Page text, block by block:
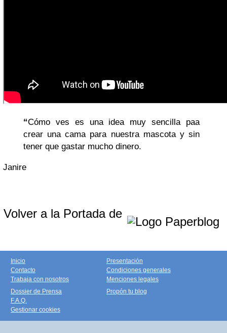
“Cómo ves es una idea muy sencilla paa
crear una cama para nuestra mascota y sin
tener que gastar mucho dinero.
Janire
Volver a la Portada de
Inicio
Contacto
Trabaja con nosotros
Presentación
Condiciones generales
Menciones legales
Dossier de Prensa
F.A.Q.
Gestionar cookies
Propón tu blog